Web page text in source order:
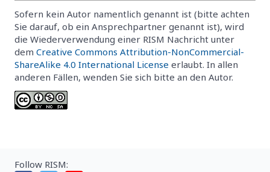
Sofern kein Autor namentlich genannt ist (bitte achten
Sie darauf, ob ein Ansprechpartner genannt ist), wird
die Wiederverwendung einer RISM Nachricht unter
dem Creative Commons Attribution-NonCommercial-
ShareAlike 4.0 International License erlaubt. In allen
anderen Fällen, wenden Sie sich bitte an den Autor.
Follow RISM: